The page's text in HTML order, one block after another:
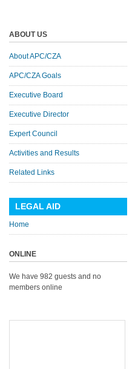
ABOUT US
About APC/CZA
APC/CZA Goals
Executive Board
Executive Director
Expert Council
Activities and Results
Related Links
LEGAL AID
Home
ONLINE
We have 982 guests and no
members online